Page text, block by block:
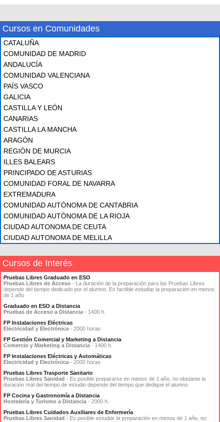
Cursos en Comunidades
CATALUÑA
COMUNIDAD DE MADRID
ANDALUCÍA
COMUNIDAD VALENCIANA
PAÍS VASCO
GALICIA
CASTILLA Y LEÓN
CANARIAS
CASTILLA LA MANCHA
ARAGÓN
REGIÓN DE MURCIA
ILLES BALEARS
PRINCIPADO DE ASTURIAS
COMUNIDAD FORAL DE NAVARRA
EXTREMADURA
COMUNIDAD AUTÓNOMA DE CANTABRIA
COMUNIDAD AUTÓNOMA DE LA RIOJA
CIUDAD AUTONOMA DE CEUTA
CIUDAD AUTONOMA DE MELILLA
Cursos de Interés
Pruebas Libres Graduado en ESO
Pruebas Libres de Acceso - La duración de la preparación para las Pruebas Libres
depende del tiempo dedicado por el alumno. Es factible estudiar la preparación en menos
de 1 año
Graduado en ESO a Distancia
Pruebas de Acceso a Distancia - 1400 h.
FP Instalaciones Eléctricas
Electricidad y Electrónica - 2000 horas
FP Gestión Comercial y Marketing a Distancia
Comercio y Marketing a Distancia - 1400 h.
FP Instalaciones Eléctricas y Automáticas
Electricidad y Electrónica - 2000 horas
Pruebas Libres Trasporte Sanitario
Pruebas Libres Sanidad - Es posible prepararse en menos de 1 año, no obstante la
duración real del tiempo de estudio depende del tiempo que dedique el alumno
FP Cocina y Gastronomía a Distancia
Hostelería y Turismo a Distancia - 2000 h.
Pruebas Libres Cuidados Auxiliares de Enfermería
Pruebas Libres Sanidad - Es posible estudiar la preparación en menos de 1 año, no